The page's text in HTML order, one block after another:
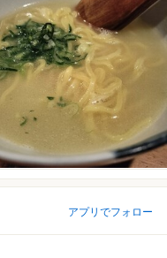
アプリでフォロー